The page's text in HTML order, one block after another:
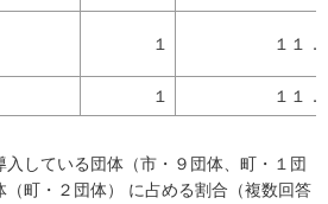
１ １１．
１ １１．
している団体（市・９団体、町・１団
町・２団体） に占める割合（複数回答